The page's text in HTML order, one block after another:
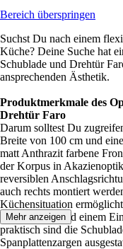
Bereich überspringen
Suchst Du nach einem
Küche? Deine Suche hat
Schublade und Drehtür
ansprechenden Ästhetik.
Produktmerkmale des
Drehtür Faro
Darum solltest Du
Breite von 100 cm und
matt Anthrazit farbene
der Korpus in
reversiblen
auch rechts montiert
Küchensituation
Schubkästen und einem
praktisch sind die
Spanplattenzargen
Mehr anzeigen